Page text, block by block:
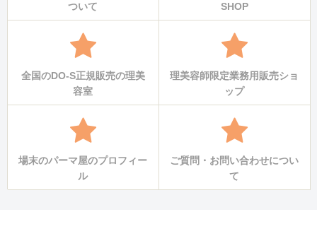
ついて
SHOP
全国のDO-S正規販売の理美
容室
理美容師限定業務用販売ショ
ップ
場末のパーマ屋のプロフィー
ル
ご質問・お問い合わせについ
て